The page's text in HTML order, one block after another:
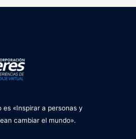
«Inspirar a personas y
cambiar el mundo».